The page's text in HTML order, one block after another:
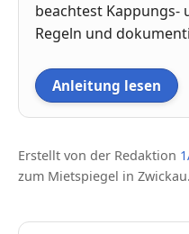
beachtest Kappungs-
Regeln und
Anleitung lesen
Erstellt von der Redaktion
zum Mietspiegel in Zwickau.